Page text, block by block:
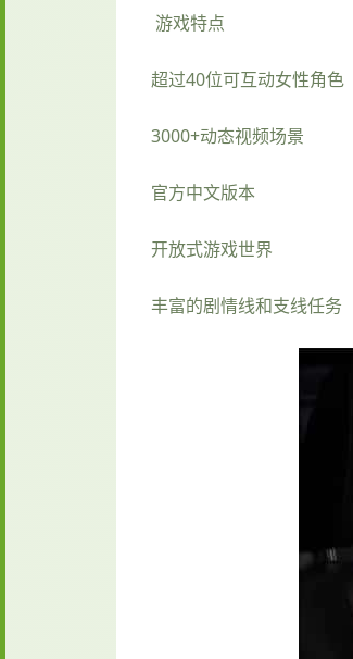
游戏特点
超过40位可互动女性角色
3000+动态视频场景
官方中文版本
开放式游戏世界
丰富的剧情线和支线任务